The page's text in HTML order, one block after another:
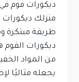
ديكورات فوم
منزلك
طريقة مبتكرة
ديكورات الفوم
من المواد
يجعله مثاليًا